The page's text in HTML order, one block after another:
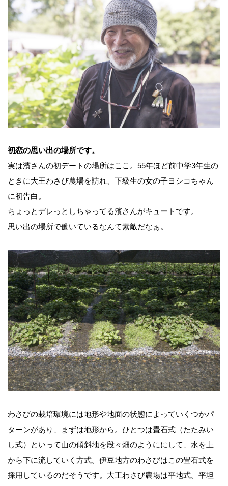
初恋の思い出の場所です。
実は濱さんの初デートの場所はここ。55年ほど前中学3年生の
ときに大王わさび農場を訪れ、下級生の女の子ヨシコちゃん
に初告白。
ちょっとデレっとしちゃってる濱さんがキュートです。
思い出の場所で働いているなんて素敵だなぁ。
わさびの栽培環境には地形や地面の状態によっていくつかパ
ターンがあり、まずは地形から。ひとつは畳石式（たたみい
し式）といって山の傾斜地を段々畑のようににして、水を上
から下に流していく方式。伊豆地方のわさびはこの畳石式を
採用しているのだそうです。大王わさび農場は平地式。平坦